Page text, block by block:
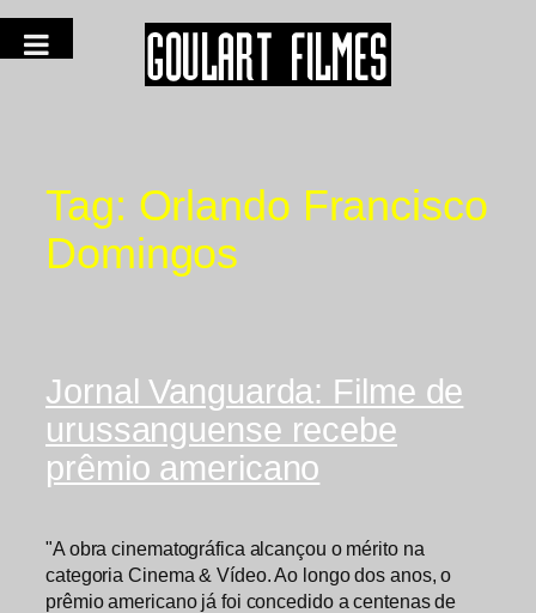
Tag: Orlando Francisco
Domingos
Jornal Vanguarda: Filme de
urussanguense recebe
prêmio americano
"A obra cinematográfica alcançou o mérito na
categoria Cinema & Vídeo. Ao longo dos anos, o
prêmio americano já foi concedido a centenas de